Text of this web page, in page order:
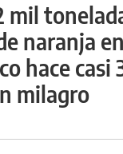
mil
naranja
hace casi
milagro